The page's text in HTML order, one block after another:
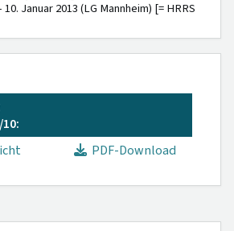
Januar 2013 (LG Mannheim) [= HRRS
PDF-Download